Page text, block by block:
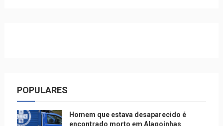
POPULARES
Homem que estava desaparecido é
encontrado morto em Alagoinhas